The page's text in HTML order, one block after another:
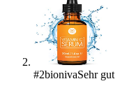
#2bionivaSehr gut